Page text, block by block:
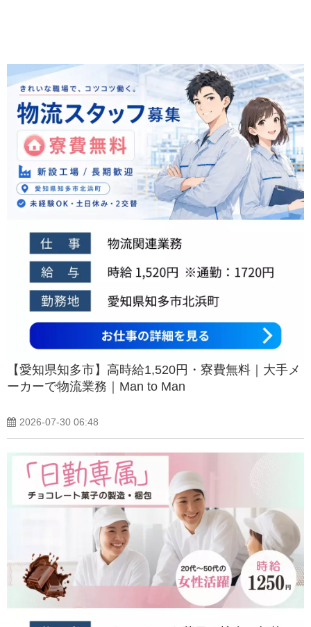
【愛知県知多市】高時給1,520円・寮費無料｜大手メ
ーカーで物流業務｜Man to Man
2026-07-30 06:48